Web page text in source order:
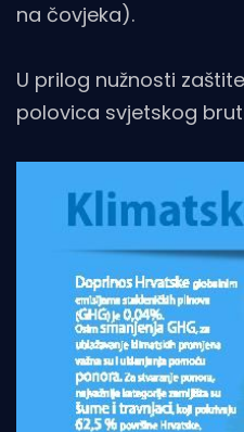
na čovjeka).
U prilog nužnosti
polovica svjetskog